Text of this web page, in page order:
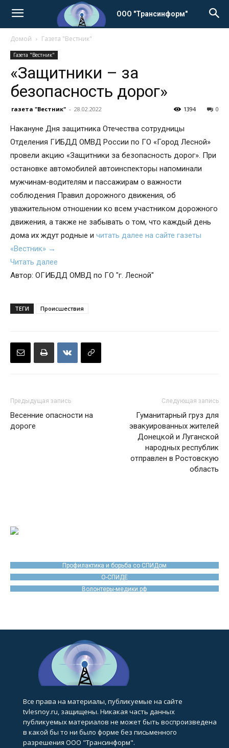
ООО "Трансинформ"
Домой Газета "Вестник"
Газета "Вестник"
«Защитники – за
безопасность дорог»
газета "Вестник" - 28.02.2022 0
1394
Накануне Дня защитника Отечества сотрудницы
Отделения ГИБДД ОМВД России по ГО «Город Лесной»
провели акцию «Защитники за безопасность дорог». При
остановке автомобилей автоинспекторы напоминали
мужчинам-водителям и пассажирам о важности
соблюдения Правил дорожного движения, об
уважительном отношении ко всем участником дорожного
движения, а также не забывать о том, что каждый день
дома их ждут родные и читать далее на сайте газеты
«Вестник» →
Читать далее
Автор: ОГИБДД ОМВД по ГО "г. Лесной"
ТЕГИ Происшествия
Предыдущая запись
Весенние опасности на
дороге
Следующая запись
Гуманитарный груз для
эвакуированных жителей
Донецкой и Луганской
народных республик
отправлен в Ростовскую
область
Профилактика и борьба со СПИДом
О-СПИДЕ
Волонтеры-медики.рф
Все права на материалы, публикуемые на сайте
tvlesnoy.ru, защищены. Никакая часть данных
публикуемых материалов не может быть воспроизведена
в какой бы то ни было форме без письменного
разрешения ООО "Трансинформ".